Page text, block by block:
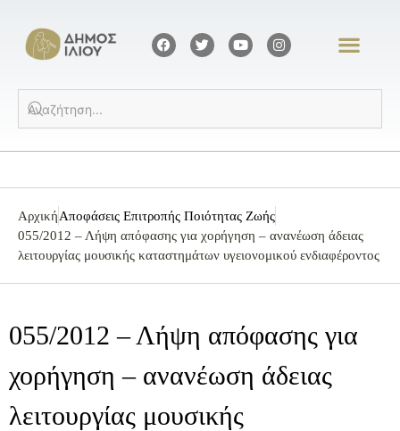
ΑρχικήΑποφάσεις Επιτροπής Ποιότητας Ζωής
055/2012 – Λήψη απόφασης για χορήγηση – ανανέωση άδειας
λειτουργίας μουσικής καταστημάτων υγειονομικού ενδιαφέροντος
055/2012 – Λήψη απόφασης για
χορήγηση – ανανέωση άδειας
λειτουργίας μουσικής